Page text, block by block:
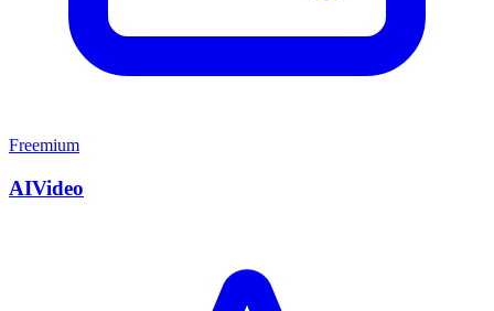
Freemium
AIVideo